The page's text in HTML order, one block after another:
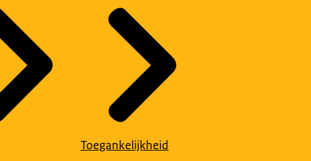
Toegankelijkheid